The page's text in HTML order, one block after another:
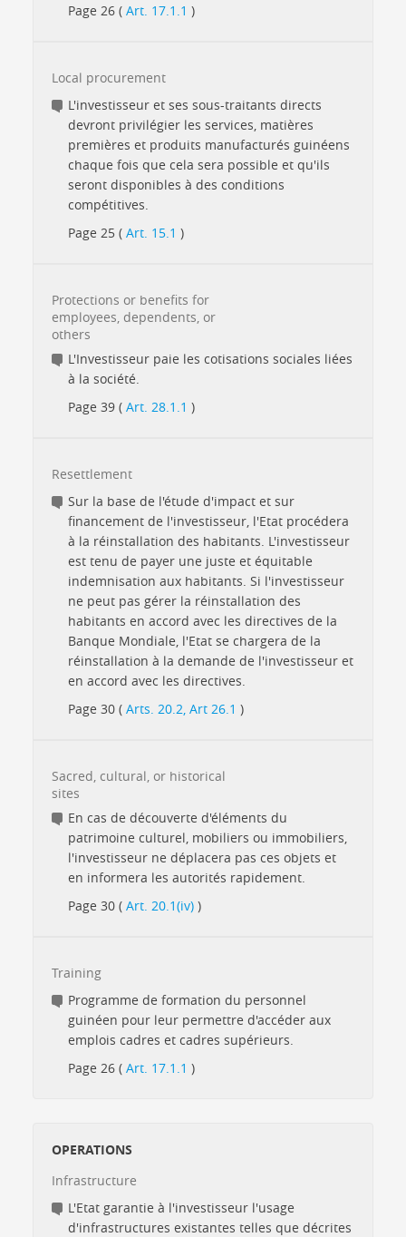
Page 26 ( Art. 17.1.1 )
Local procurement
L'investisseur et ses sous-traitants directs
devront privilégier les services, matières
premières et produits manufacturés guinéens
chaque fois que cela sera possible et qu'ils
seront disponibles à des conditions
compétitives.
Page 25 ( Art. 15.1 )
Protections or benefits for
employees, dependents, or
others
L'Investisseur paie les cotisations sociales liées
à la société.
Page 39 ( Art. 28.1.1 )
Resettlement
Sur la base de l'étude d'impact et sur
financement de l'investisseur, l'Etat procédera
à la réinstallation des habitants. L'investisseur
est tenu de payer une juste et équitable
indemnisation aux habitants. Si l'investisseur
ne peut pas gérer la réinstallation des
habitants en accord avec les directives de la
Banque Mondiale, l'Etat se chargera de la
réinstallation à la demande de l'investisseur et
en accord avec les directives.
Page 30 ( Arts. 20.2, Art 26.1 )
Sacred, cultural, or historical
sites
En cas de découverte d'éléments du
patrimoine culturel, mobiliers ou immobiliers,
l'investisseur ne déplacera pas ces objets et
en informera les autorités rapidement.
Page 30 ( Art. 20.1(iv) )
Training
Programme de formation du personnel
guinéen pour leur permettre d'accéder aux
emplois cadres et cadres supérieurs.
Page 26 ( Art. 17.1.1 )
OPERATIONS
Infrastructure
L'Etat garantie à l'investisseur l'usage
d'infrastructures existantes telles que décrites